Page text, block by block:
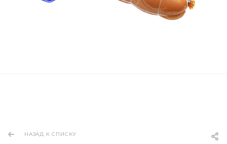
НАЗАД К СПИСКУ